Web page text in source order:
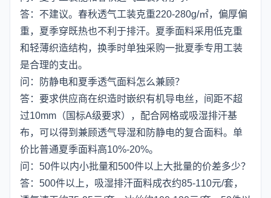
答：不建议。春秋透气工装克重220-280g/㎡，偏厚偏
重，夏季穿既热也不利于排汗。夏季面料采用低克重
和轻薄织造结构，换季时单独采购一批夏季专用工装
是合理的支出。
问：防静电和夏季透气面料怎么兼顾？
答：要求供应商在织造时嵌织有机导电丝，间距不超
过10mm（国标A级要求），配合网格或吸湿排汗基
布，可以得到兼顾透气导湿和防静电的复合面料。单
价比普通夏季面料高10%-20%。
问：50件以内小批量和500件以上大批量的价差多少？
答：500件以上，吸湿排汗面料成衣约85-110元/套，